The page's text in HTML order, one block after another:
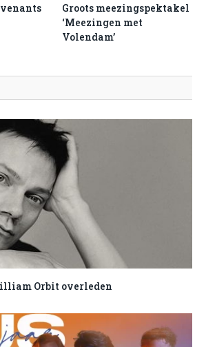
Groots meezingspektakel
‘Meezingen met
Volendam’
Orbit overleden